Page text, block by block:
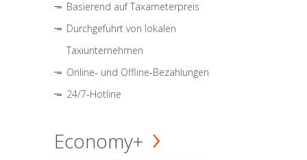
Basierend auf Taxameterpreis
Durchgeführt von lokalen
Taxiunternehmen
Online- und Offline-Bezahlungen
24/7-Hotline
Economy+